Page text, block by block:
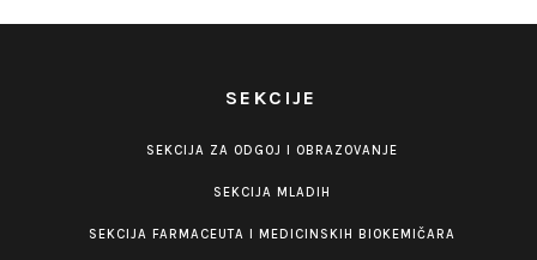
SEKCIJE
SEKCIJA ZA ODGOJ I OBRAZOVANJE
SEKCIJA MLADIH
SEKCIJA FARMACEUTA I MEDICINSKIH BIOKEMIČARA